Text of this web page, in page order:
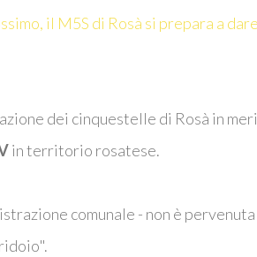
il M5S di Rosà si prepara a dare
dei cinquestelle di Rosà in
in territorio rosatese.
comunale - non è pervenuta